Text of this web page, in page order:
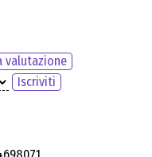
valutazione
Iscriviti